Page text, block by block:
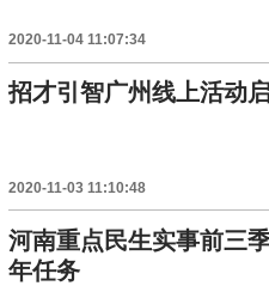
2020-11-04 11:07:34
招才引智广州线上活动
2020-11-03 11:10:48
河南重点民生实事前三
年任务